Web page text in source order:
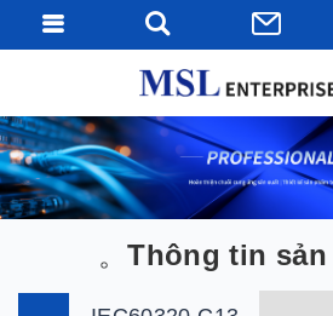
Thông tin sản